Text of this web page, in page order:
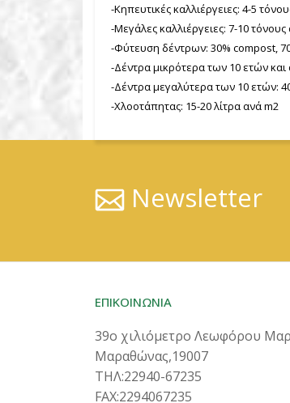
-Κηπευτικές καλλιέργειες: 4-5
-Μεγάλες καλλιέργειες: 7-10 τόνους
-Φύτευση δέντρων: 30% compost,
-Δέντρα μικρότερα των 10 ετών
-Δέντρα μεγαλύτερα των 10 ετών:
-Χλοοτάπητας: 15-20 λίτρα ανά m2
Newsletter
ΕΠΙΚΟΙΝΩΝΙΑ
39ο χιλιόμετρο Λεωφόρου
Μαραθώνας,19007
ΤΗΛ:22940-67235
FAX:2294067235